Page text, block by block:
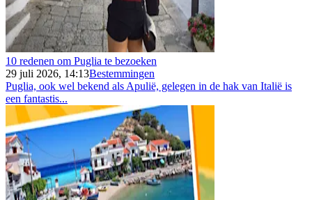
10 redenen om Puglia te bezoeken
29 juli 2026, 14:13Bestemmingen
Puglia, ook wel bekend als Apulië, gelegen in de hak van Italië is
een fantastis...